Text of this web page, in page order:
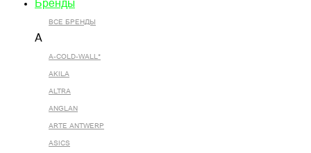
Бренды
ВСЕ БРЕНДЫ
A
A-COLD-WALL*
AKILA
ALTRA
ANGLAN
ARTE ANTWERP
ASICS